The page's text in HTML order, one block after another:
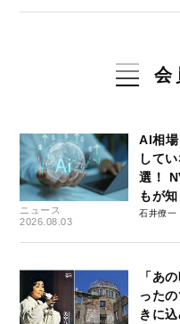
会
ニュース
2026.08.03
AI相
して
選！
もが
石井僚一
「あ
った
きに